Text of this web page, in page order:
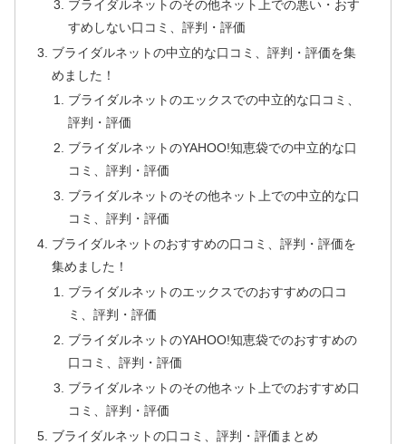
ブライダルネットのその他ネット上での悪い・おす
すめしない口コミ、評判・評価
ブライダルネットの中立的な口コミ、評判・評価を集
めました！
ブライダルネットのエックスでの中立的な口コミ、
評判・評価
ブライダルネットのYAHOO!知恵袋での中立的な口
コミ、評判・評価
ブライダルネットのその他ネット上での中立的な口
コミ、評判・評価
ブライダルネットのおすすめの口コミ、評判・評価を
集めました！
ブライダルネットのエックスでのおすすめの口コ
ミ、評判・評価
ブライダルネットのYAHOO!知恵袋でのおすすめの
口コミ、評判・評価
ブライダルネットのその他ネット上でのおすすめ口
コミ、評判・評価
ブライダルネットの口コミ、評判・評価まとめ